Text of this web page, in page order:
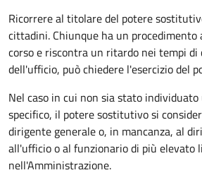
Ricorrere al titolare del potere
cittadini. Chiunque ha un
corso e riscontra un ritardo nei tempi di
dell'ufficio, può chiedere l'esercizio del
Nel caso in cui non sia stato
specifico, il potere sostitutivo si
dirigente generale o, in mancanza, al
all'ufficio o al funzionario di più elevato
nell'Amministrazione.